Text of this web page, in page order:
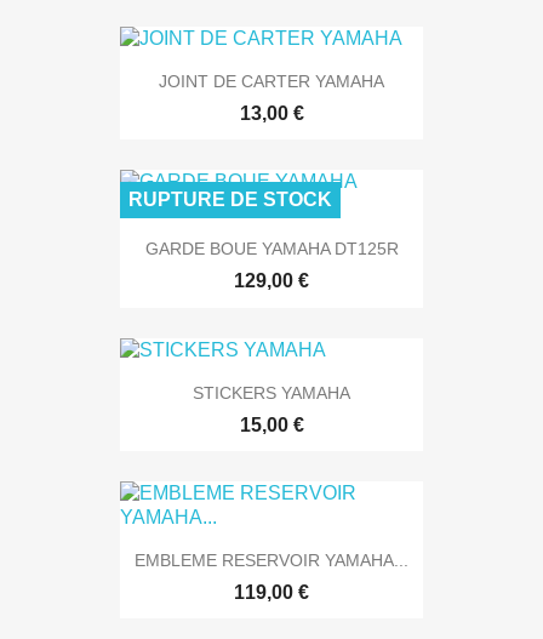
JOINT DE CARTER YAMAHA
13,00 €
GARDE BOUE YAMAHA DT125R
129,00 €
RUPTURE DE STOCK
STICKERS YAMAHA
15,00 €
EMBLEME RESERVOIR YAMAHA...
119,00 €